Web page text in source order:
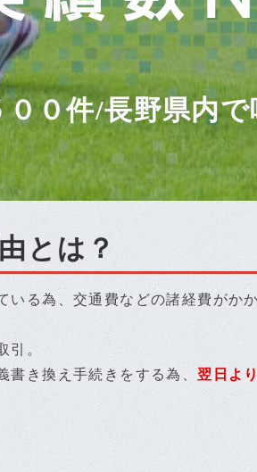
０件/長野県内
とは？
る為、交通費などの諸経費がかか
引。
書き換え手続きをする為、翌日よ